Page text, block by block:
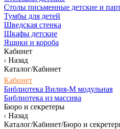
Столы письменные детские и
Тумбы для детей
Шведская стенка
Шкафы детские
Ящики и короба
Кабинет
Назад
Каталог/Кабинет
Кабинет
Библиотека Вилия-М модульная
Библиотека из массива
Бюро и секретеры
Назад
Каталог/Кабинет/Бюро и